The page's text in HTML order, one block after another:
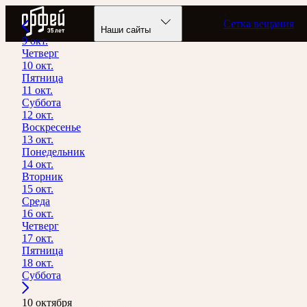
Радио Орфей
Наши сайты
Сетка вещания
9 окт.
Четверг
10 окт.
Пятница
11 окт.
Суббота
12 окт.
Воскресенье
13 окт.
Понедельник
14 окт.
Вторник
15 окт.
Среда
16 окт.
Четверг
17 окт.
Пятница
18 окт.
Суббота
10 октября